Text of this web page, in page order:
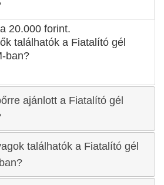
20.000 forint.
találhatók a Fiatalító gél
ban?
ajánlott a Fiatalító gél
találhatók a Fiatalító gél